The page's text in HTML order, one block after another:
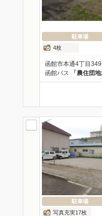
駐車場
4枚
函館市本通4丁目
函館バス 「農住団
駐車場
写真充実17枚